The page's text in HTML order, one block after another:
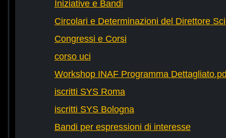
Iniziative e Bandi
Circolari e Determinazioni del Direttore
Congressi e Corsi
corso uci
Workshop INAF Programma
iscritti SYS Roma
iscritti SYS Bologna
Bandi per espressioni di interesse